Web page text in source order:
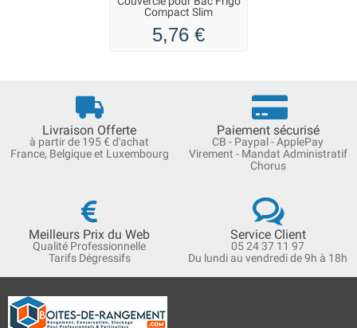
Compact Slim
5,76 €
Livraison Offerte
à partir de 195 € d'achat
France, Belgique et Luxembourg
Paiement sécurisé
CB - Paypal - ApplePay
Virement - Mandat Administratif
Chorus
Meilleurs Prix du Web
Qualité Professionnelle
Tarifs Dégressifs
Service Client
05 24 37 11 97
Du lundi au vendredi de 9h à 18h